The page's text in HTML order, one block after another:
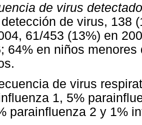
de virus
de virus, 138
61/453 (13%) en
64% en niños
de virus
1, 5%
parainfluenza 2 y 1%